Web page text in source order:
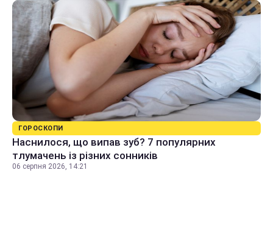
ГОРОСКОПИ
Наснилося, що випав зуб? 7 популярних
тлумачень із різних сонників
06 серпня 2026, 14:21